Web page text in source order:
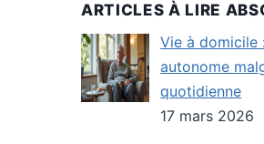
ARTICLES À LIRE
Vie à domicile
autonome
quotidienne
17 mars 2026